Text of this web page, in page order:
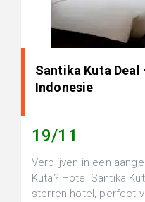
Santika Kuta Deal
Indonesie
19/11
Verblijven in een
Kuta? Hotel Santika
sterren hotel, perfect